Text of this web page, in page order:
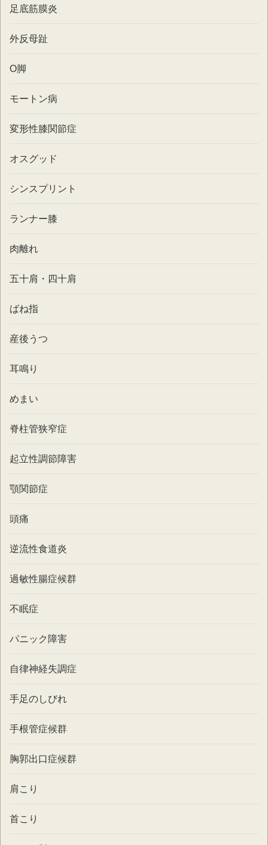
足底筋膜炎
外反母趾
O脚
モートン病
変形性膝関節症
オスグッド
シンスプリント
ランナー膝
肉離れ
五十肩・四十肩
ばね指
産後うつ
耳鳴り
めまい
脊柱管狭窄症
起立性調節障害
顎関節症
頭痛
逆流性食道炎
過敏性腸症候群
不眠症
パニック障害
自律神経失調症
手足のしびれ
手根管症候群
胸郭出口症候群
肩こり
首こり